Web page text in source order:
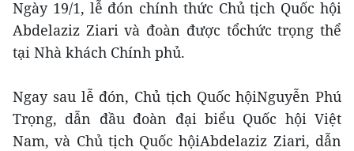
Ngày 19/1, lễ đón chính thức Chủ tịch Quốc hội
Abdelaziz Ziari và đoàn được tổchức trọng thể
tại Nhà khách Chính phủ.
Ngay sau lễ đón, Chủ tịch Quốc hộiNguyễn Phú
Trọng, dẫn đầu đoàn đại biểu Quốc hội Việt
Nam, và Chủ tịch Quốc hộiAbdelaziz Ziari, dẫn